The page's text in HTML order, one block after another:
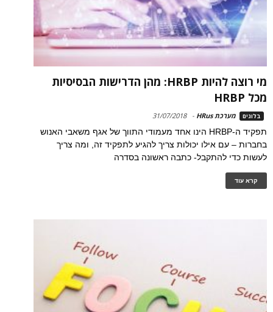
מי רוצה להיות HRBP: מהן הדרישות הבסיסיות
מכל HRBP
בלוגים מערכת HRus -
31/07/2018
תפקיד ה-HRBP הינו אחד מעמודי התווך של אגף משאבי האנוש
בחברות – עם אילו יכולות צריך להגיע לתפקיד זה, ומה צריך
לעשות כדי להתקבל- כתבה ראשונה בסדרה
קרא עוד